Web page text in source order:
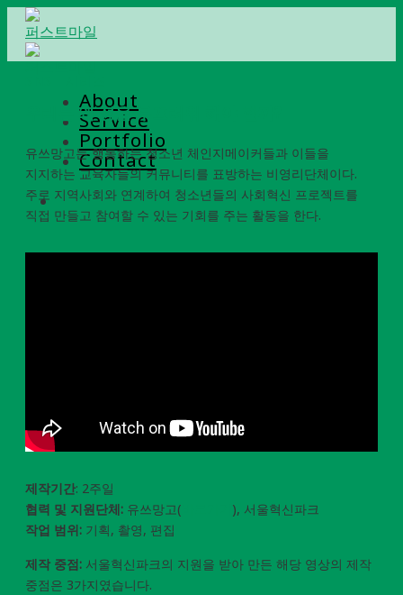
Skip
content
About
Service
Portfolio
Contact
우리는 왜 성을 부끄러워 해야 할까?
유쓰망고는 행동하는 청소년 체인지메이커들과 이들을
지지하는 교육자들의 커뮤니티를 표방하는 비영리단체이다.
주로 지역사회와 연계하여 청소년들의 사회혁신 프로젝트를
직접 만들고 참여할 수 있는 기회를 주는 활동을 한다.
제작기간: 2주일
협력 및 지원단체: 유쓰망고(
), 서울혁신파크
작업 범위: 기획, 촬영, 편집
제작 중점: 서울혁신파크의 지원을 받아 만든 해당 영상의 제작
중점은 3가지였습니다.